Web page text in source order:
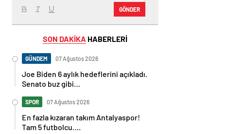
GÖNDER
SON DAKİKA HABERLERİ
GÜNDEM 07 Ağustos 2026
Joe Biden 6 aylık hedeflerini açıkladı.
Senato buz gibi…
SPOR 07 Ağustos 2026
En fazla kızaran takım Antalyaspor!
Tam 5 futbolcu….